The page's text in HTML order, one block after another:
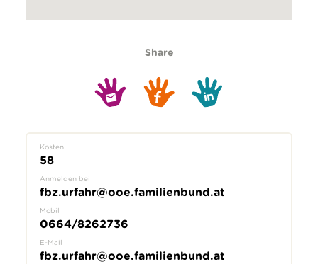
Share
Kosten
58
Anmelden bei
fbz.urfahr@ooe.familienbund.at
Mobil
0664/8262736
E-Mail
fbz.urfahr@ooe.familienbund.at